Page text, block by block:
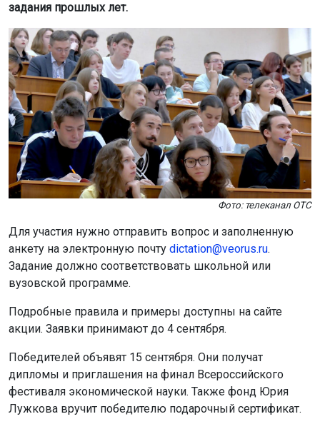
задания прошлых лет.
Фото: телеканал ОТС
Для участия нужно отправить вопрос и заполненную
анкету на электронную почту dictation@veorus.ru.
Задание должно соответствовать школьной или
вузовской программе.
Подробные правила и примеры доступны на сайте
акции. Заявки принимают до 4 сентября.
Победителей объявят 15 сентября. Они получат
дипломы и приглашения на финал Всероссийского
фестиваля экономической науки. Также фонд Юрия
Лужкова вручит победителю подарочный сертификат.